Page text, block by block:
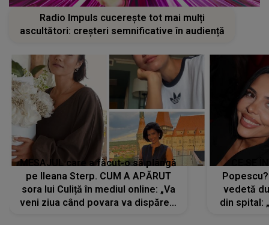
Radio Impuls cucerește tot mai mulți
ascultători: creșteri semnificative în audiență
MESAJUL care a făcut-o să plângă
pe Ileana Sterp. CUM A APĂRUT
sora lui Culiță în mediul online: „Va
veni ziua când povara va dispărea,
vedetă
din spital: